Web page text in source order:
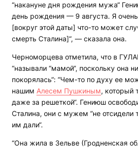
“накануне дня рождения мужа“
день рождения — 9 августа. Я
[вокруг этой даты] что-то может
смерть Сталина]“, — сказала она.
Черноморцева отметила, что в
“называли “мамой“, поскольку она
покорялась“: “Чем-то по духу ее
нашим Алесем Пушкиным, который
даже за решеткой“. Гениюш
Сталина, они с мужем “не отсидели
им дали“.
“Она жила в Зельве (Гродненская